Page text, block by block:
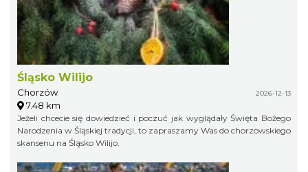
Śląsko Wilijo
Chorzów 2026-12-13
7.48 km
Jeżeli chcecie się dowiedzieć i poczuć jak wyglądały Święta Bożego
Narodzenia w Śląskiej tradycji, to zapraszamy Was do chorzowskiego
skansenu na Śląsko Wilijo.